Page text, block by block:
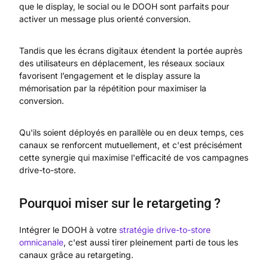
que le display, le social ou le DOOH sont parfaits pour
activer un message plus orienté conversion.
Tandis que les écrans digitaux étendent la portée auprès
des utilisateurs en déplacement, les réseaux sociaux
favorisent l’engagement et le display assure la
mémorisation par la répétition pour maximiser la
conversion.
Qu'ils soient déployés en parallèle ou en deux temps, ces
canaux se renforcent mutuellement, et c'est précisément
cette synergie qui maximise l'efficacité de vos campagnes
drive-to-store.
Pourquoi miser sur le retargeting ?
Intégrer le DOOH à votre stratégie drive-to-store
omnicanale, c'est aussi tirer pleinement parti de tous les
canaux grâce au retargeting.